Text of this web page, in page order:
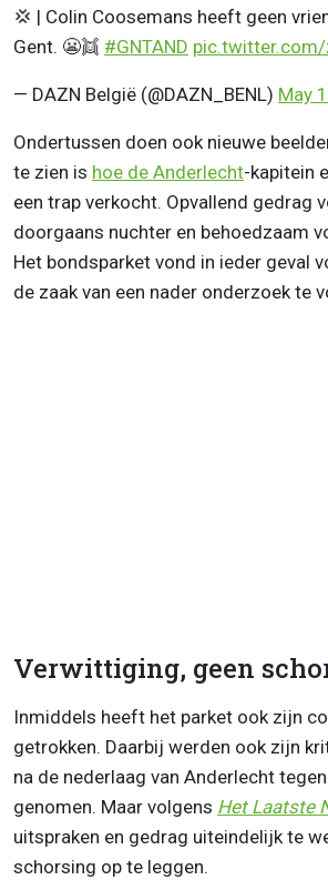
💢 | Colin Coosemans heeft geen
Gent. 😬👯 #GNTAND pic.twitter.com/
— DAZN België (@DAZN_BENL) May
Ondertussen doen ook nieuwe
te zien is hoe de Anderlecht-kapitein
een trap verkocht. Opvallend gedrag
doorgaans nuchter en behoedzaam
Het bondsparket vond in ieder geval
de zaak van een nader onderzoek te
Verwittiging, geen
Inmiddels heeft het parket ook zijn
getrokken. Daarbij werden ook zijn
na de nederlaag van Anderlecht
genomen. Maar volgens Het Laatste
uitspraken en gedrag uiteindelijk te
schorsing op te leggen.